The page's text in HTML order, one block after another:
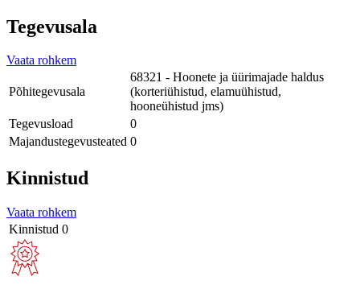
Tegevusala
Vaata rohkem
Põhitegevusala
68321 - Hoonete ja üürimajade haldus
(korteriühistud, elamuühistud,
hooneühistud jms)
Tegevusload
0
Majandustegevusteated 0
Kinnistud
Vaata rohkem
Kinnistud 0